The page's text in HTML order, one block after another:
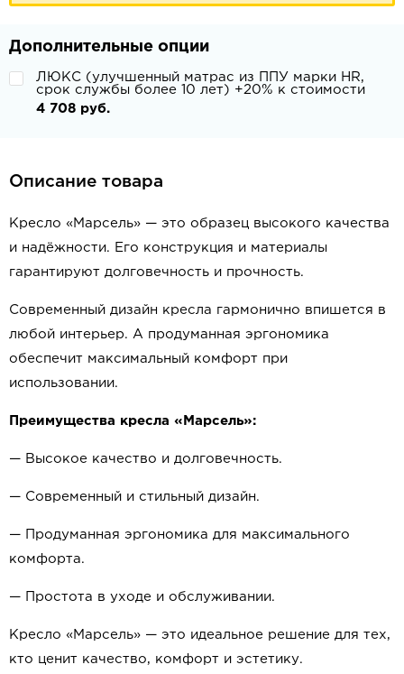
Дополнительные опции
ЛЮКС (улучшенный матрас из ППУ марки HR,
срок службы более 10 лет) +20% к стоимости
4 708 руб.
Описание товара
Кресло «Марсель» — это образец высокого качества
и надёжности. Его конструкция и материалы
гарантируют долговечность и прочность.
Современный дизайн кресла гармонично впишется в
любой интерьер. А продуманная эргономика
обеспечит максимальный комфорт при
использовании.
Преимущества кресла «Марсель»:
— Высокое качество и долговечность.
— Современный и стильный дизайн.
— Продуманная эргономика для максимального
комфорта.
— Простота в уходе и обслуживании.
Кресло «Марсель» — это идеальное решение для тех,
кто ценит качество, комфорт и эстетику.